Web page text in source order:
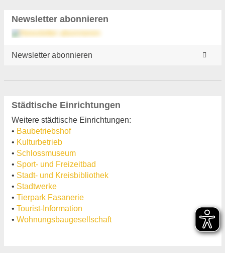
Newsletter abonnieren
Newsletter abonnieren
Städtische Einrichtungen
Weitere städtische Einrichtungen:
• Baubetriebshof
• Kulturbetrieb
• Schlossmuseum
• Sport- und Freizeitbad
• Stadt- und Kreisbibliothek
• Stadtwerke
• Tierpark Fasanerie
• Tourist-Information
• Wohnungsbaugesellschaft